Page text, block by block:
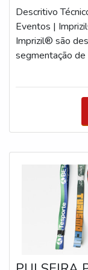
Tyvek®: até 1 dia útil Pulseiras de Tecido
até 5 dias úteis Consulte prazos para grandes volumes
ou demandas
Descritivo
Eventos |
Imprizil® são
segmentação
para cada tipo
oferecem
acabamento profissional. A
modelos
exigem
contra fraudes ou
para Eventos ?
Larguras: 12mm, 15mm,
Material: Poliéster
Sublimação digital
(evita desfiamento) Fechamento: Trava